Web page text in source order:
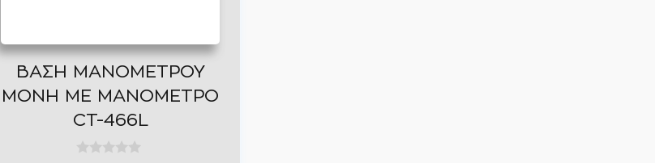
ΒΑΣΗ ΜΑΝΟΜΕΤΡΟΥ
ΜΟΝΗ ΜΕ ΜΑΝΟΜΕΤΡΟ
CT-466L
να
επιλεγούν